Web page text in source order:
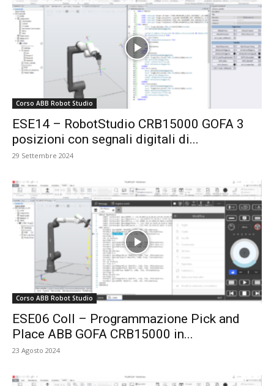
Corso ABB Robot Studio
ESE14 – RobotStudio CRB15000 GOFA 3
posizioni con segnali digitali di...
29 Settembre 2024
Corso ABB Robot Studio
ESE06 Coll – Programmazione Pick and
Place ABB GOFA CRB15000 in...
23 Agosto 2024